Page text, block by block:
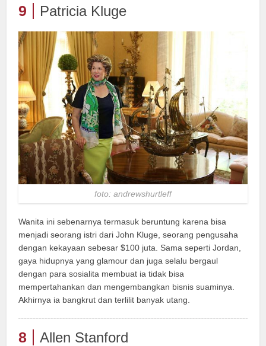
9 Patricia Kluge
foto: andrewshurtleff
Wanita ini sebenarnya termasuk beruntung karena bisa
menjadi seorang istri dari John Kluge, seorang pengusaha
dengan kekayaan sebesar $100 juta. Sama seperti Jordan,
gaya hidupnya yang glamour dan juga selalu bergaul
dengan para sosialita membuat ia tidak bisa
mempertahankan dan mengembangkan bisnis suaminya.
Akhirnya ia bangkrut dan terlilit banyak utang.
8 Allen Stanford